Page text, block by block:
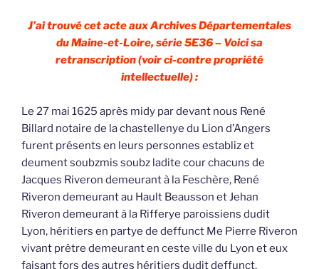
J’ai trouvé cet acte aux Archives Départementales
du Maine-et-Loire, série 5E36 – Voici sa
retranscription (voir ci-contre propriété
intellectuelle) :
Le 27 mai 1625 après midy par devant nous René
Billard notaire de la chastellenye du Lion d’Angers
furent présents en leurs personnes establiz et
deument soubzmis soubz ladite cour chacuns de
Jacques Riveron demeurant à la Feschère, René
Riveron demeurant au Hault Beausson et Jehan
Riveron demeurant à la Rifferye paroissiens dudit
Lyon, héritiers en partye de deffunct Me Pierre Riveron
vivant prêtre demeurant en ceste ville du Lyon et eux
faisant fors des autres héritiers dudit deffunct,